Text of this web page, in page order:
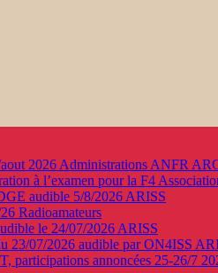
2026 Administrations ANFR
à l’examen pour la F4
audible 5/8/2026 ARISS
Radioamateurs
le 24/07/2026 ARISS
23/07/2026 audible par ON4ISS
participations annoncées 25-26/7